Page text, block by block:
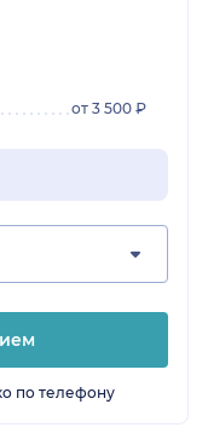
от 3 500 ₽
по телефону